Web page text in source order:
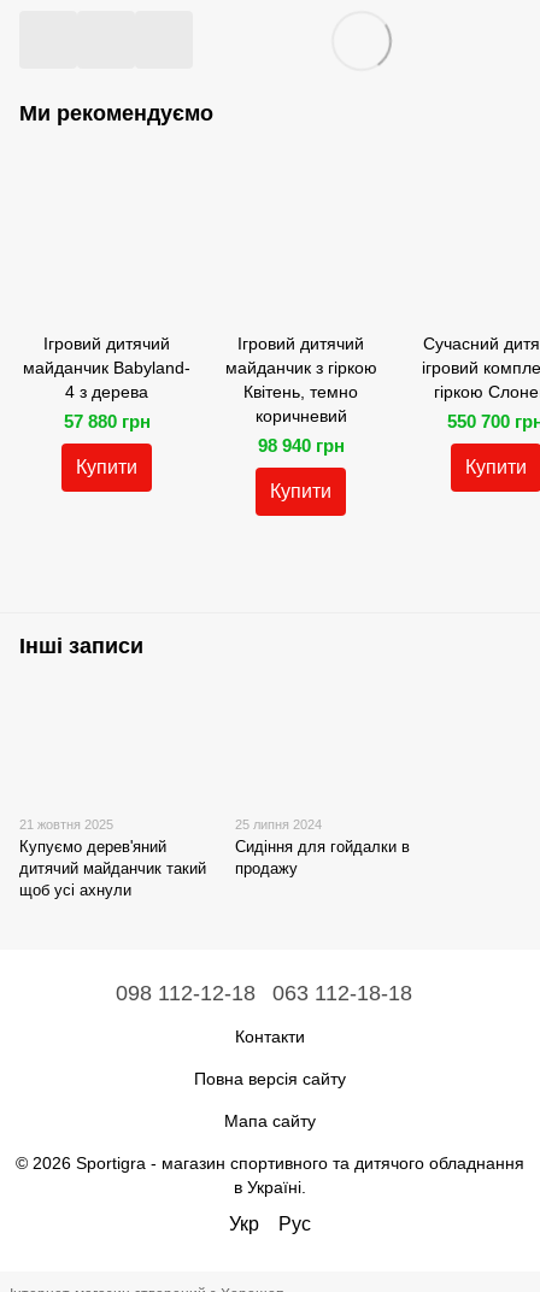
Ми рекомендуємо
Ігровий дитячий
майданчик Babyland-
4 з дерева
57 880 грн
Купити
Ігровий дитячий
майданчик з гіркою
Квітень, темно
коричневий
98 940 грн
Купити
Сучасний
ігровий
гіркою
550 700
Купити
Інші записи
21 жовтня 2025
Купуємо дерев'яний
дитячий майданчик такий
щоб усі ахнули
25 липня 2024
Сидіння для гойдалки в
продажу
098 112-12-18 063 112-18-18
Контакти
Повна версія сайту
Мапа сайту
© 2026 Sportigra - магазин спортивного та дитячого обладнання
в Україні
Укр Рус